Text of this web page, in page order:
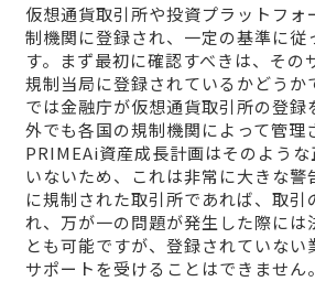
仮想通貨取引所や投資プラットフォ
制機関に登録され、一定の基準に従
す。まず最初に確認すべきは、その
規制当局に登録されているかどうか
では金融庁が仮想通貨取引所の登録
外でも各国の規制機関によって管理
PRIMEAi資産成長計画はそのよう
いないため、これは非常に大きな警
に規制された取引所であれば、取引
れ、万が一の問題が発生した際には
とも可能ですが、登録されていな
サポートを受けることはできません。